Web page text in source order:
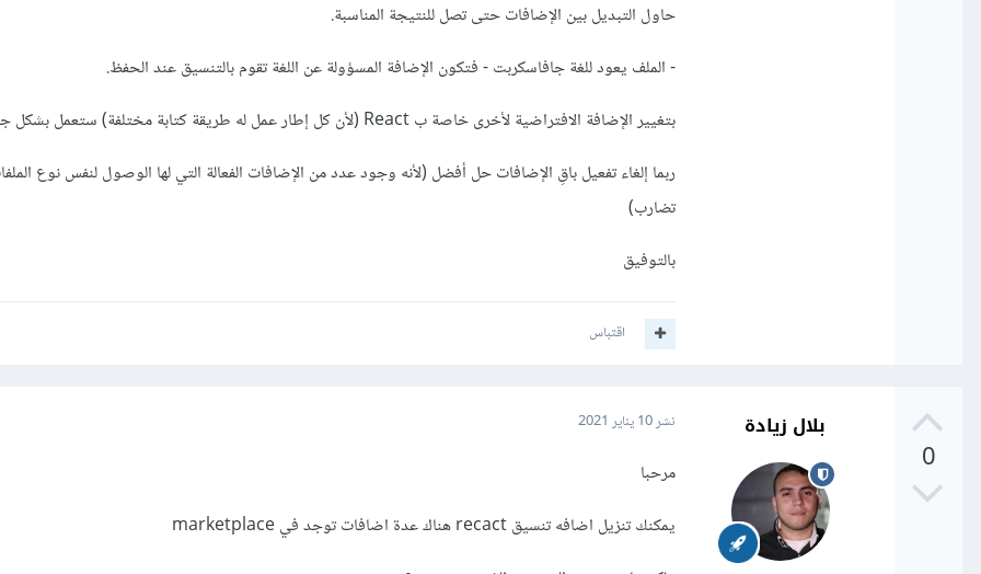
حاول التبديل بين الإضافات حتى تصل للنتيجة المناسبة.
- الملف يعود للغة جافاسكربت - فتكون الإضافة المسؤولة عن اللغة تقوم بالتنسيق عند الحفظ.
بتغيير الإضافة الافتراضية لأخرى خاصة ب React (لأن كل إطار عمل له طريقة كتابة مختلفة) ستعمل بشكل جيد.
ربما إلغاء تفعيل باقِ الإضافات حل أفضل (لأنه وجود عدد من الإضافات الفعالة التي لها الوصول لنفس نوع
تضارب)
بالتوفيق
اقتباس
0
بلال زيادة نشر10 يناير 2021
مرحبا
يمكنك تنزيل اضافه تنسيق recact هناك عدة اضافات توجد في marketplace